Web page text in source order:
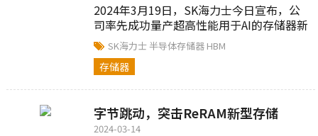
2024年3月19日，SK海力士今日宣布，公
司率先成功量产超高性能用于AI的存储器新
产品HBM3E*，将在3月末开始向客户供
货...
SK海力士半导体存储器 HBM
存储器
字节跳动，突击ReRAM新型存储
2024-03-14